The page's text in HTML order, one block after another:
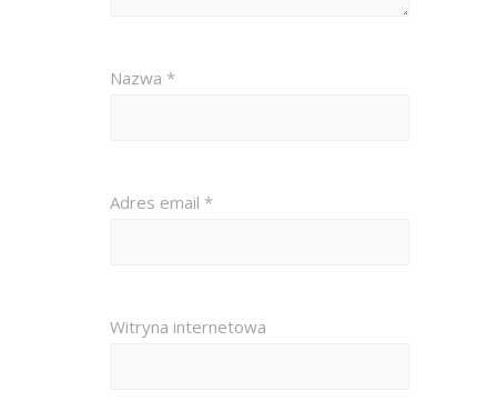
Nazwa *
Adres email *
Witryna internetowa